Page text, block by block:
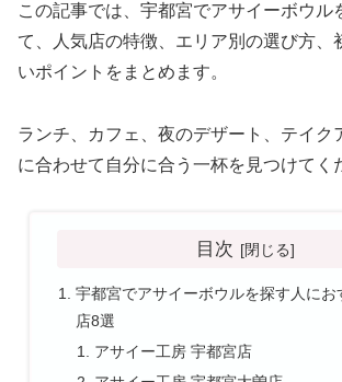
この記事では、宇都宮でアサイーボウル
て、人気店の特徴、エリア別の選び方、
いポイントをまとめます。
ランチ、カフェ、夜のデザート、テイク
に合わせて自分に合う一杯を見つけてく
目次
宇都宮でアサイーボウルを探す人にお
店8選
アサイー工房 宇都宮店